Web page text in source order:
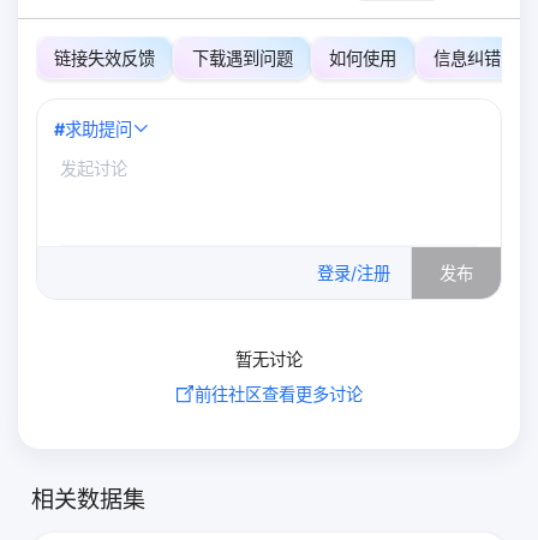
链接失效反馈 下载遇到问题 如何使用 信息纠错
#求助提问
登录/注册 发布
暂无讨论
前往社区查看更多讨论
相关数据集